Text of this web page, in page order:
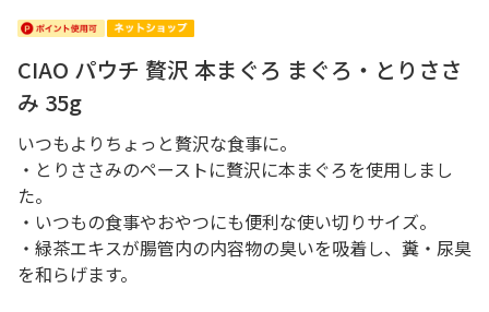
CIAO パウチ 贅沢 本まぐろ まぐろ・とりささ
み 35g
いつもよりちょっと贅沢な食事に。
・とりささみのペーストに贅沢に本まぐろを使用しまし
た。
・いつもの食事やおやつにも便利な使い切りサイズ。
・緑茶エキスが腸管内の内容物の臭いを吸着し、糞・尿臭
を和らげます。